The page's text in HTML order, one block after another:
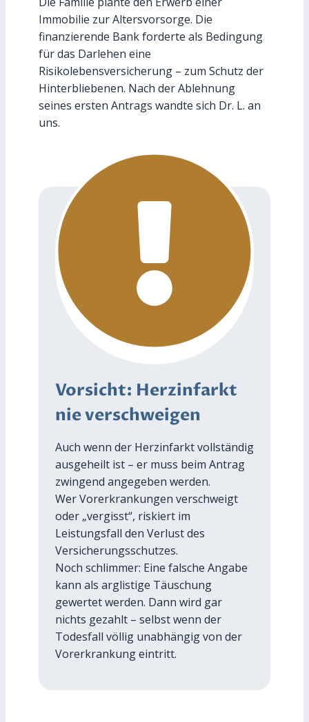
Immobilie zur Altersvorsorge. Die
finanzierende Bank forderte als Bedingung
für das Darlehen eine
Risikolebensversicherung – zum Schutz der
Hinterbliebenen. Nach der Ablehnung
seines ersten Antrags wandte sich Dr. L. an
uns.
Vorsicht: Herzinfarkt
nie verschweigen
Auch wenn der Herzinfarkt vollständig
ausgeheilt ist – er muss beim Antrag
zwingend angegeben werden.
Wer Vorerkrankungen verschweigt
oder „vergisst“, riskiert im
Leistungsfall den Verlust des
Versicherungsschutzes.
Noch schlimmer: Eine falsche Angabe
kann als arglistige Täuschung
gewertet werden. Dann wird gar
nichts gezahlt – selbst wenn der
Todesfall völlig unabhängig von der
Vorerkrankung eintritt.